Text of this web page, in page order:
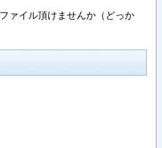
ァイル頂けませんか（どっか